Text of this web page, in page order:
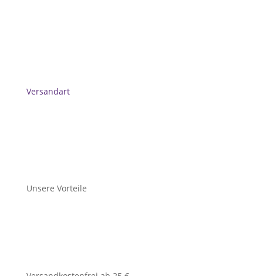
Versandart
Unsere Vorteile